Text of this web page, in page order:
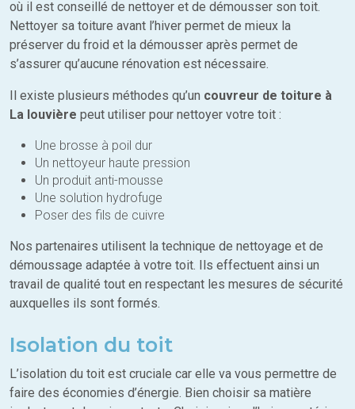
où il est conseillé de nettoyer et de démousser son toit.
Nettoyer sa toiture avant l’hiver permet de mieux la
préserver du froid et la démousser après permet de
s’assurer qu’aucune rénovation est nécessaire.
Il existe plusieurs méthodes qu’un couvreur de toiture à
La louvière peut utiliser pour nettoyer votre toit :
Une brosse à poil dur
Un nettoyeur haute pression
Un produit anti-mousse
Une solution hydrofuge
Poser des fils de cuivre
Nos partenaires utilisent la technique de nettoyage et de
démoussage adaptée à votre toit. Ils effectuent ainsi un
travail de qualité tout en respectant les mesures de sécurité
auxquelles ils sont formés.
Isolation du toit
L’isolation du toit est cruciale car elle va vous permettre de
faire des économies d’énergie. Bien choisir sa matière